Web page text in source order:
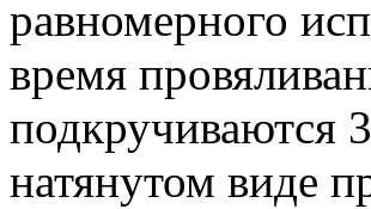
равномерного
время
подкручиваются
натянутом виде